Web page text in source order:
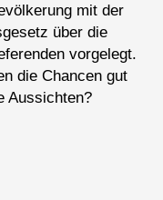
mit der
über die
vorgelegt.
die Chancen gut
Aussichten?